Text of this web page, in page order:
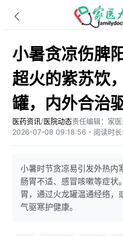
小暑贪凉伤脾
超火的紫苏饮
罐，内外合治
医药资讯/医院动态责任编辑：家
2026-07-08 09:18:56 - 阅读时
小暑时节贪凉易引发外热内
肠胃不适、感冒咳嗽等症状
胃，通过火龙罐温通经络，
气驱寒护健康。